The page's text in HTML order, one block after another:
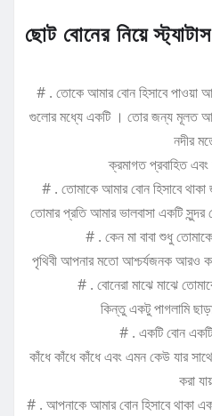
ছোট বোনের নিয়ে স্ট্যাটাস
# . তোকে আমার বোন হিসাবে পাওয়া
গুলোর মধ্যে একটি । তোর জন্য মূলত
নদীর
ক্রমাগত প্রবাহিত
# . তোমাকে আমার বোন হিসাবে থাকা
তোমার প্রতি আমার ভালবাসা একটি
# . কেন মা বাবা শুধু
পৃথিবী আপনার মতো আশ্চর্যজনক আরও
# . বোনেরা মাঝে মাঝে
কিন্তু একটু পাগলামি
# . একটি বোন
কাঁধে কাঁধে কাঁধে এবং এমন কেউ যার
করা
# . আপনাকে আমার বোন হিসাবে থাকা